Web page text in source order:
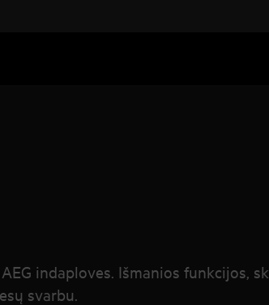
indaploves. Išmanios funkcijos,
svarbu.